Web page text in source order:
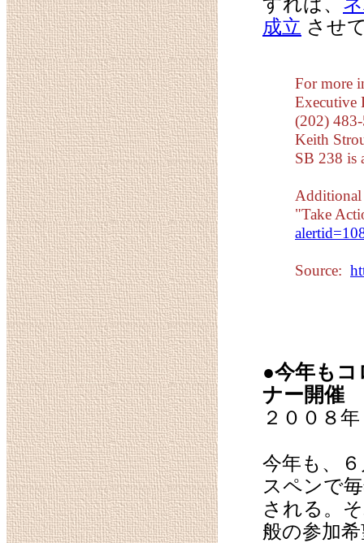
成立 させ
For more
Executive
(202)
Keith
SB 238 is
Additional
"Take
Source:
●今年も
ナー開催
２００８
今年も、
スペンで
される。
般の参加